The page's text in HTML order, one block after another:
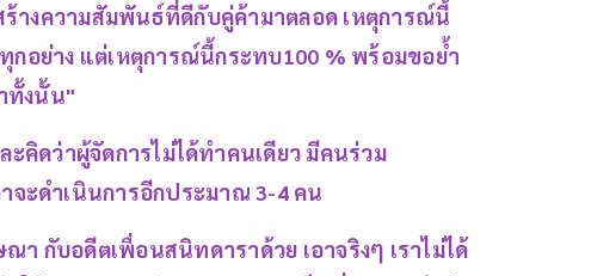
างความสัมพันธ์ที่ดีกับคู่ค้ามาตลอด เหตุการณ์นี้
อย่าง แต่เหตุการณ์นี้กระทบ100 % พร้อมขอย้ำ
ทั้งนั้น"
คิดว่าผู้จัดการไม่ได้ทำคนเดียว มีคนร่วม
จะดำเนินการอีกประมาณ 3-4 คน
กับอดีตเพื่อนสนิทดาราด้วย เอาจริงๆ เราไม่ได้